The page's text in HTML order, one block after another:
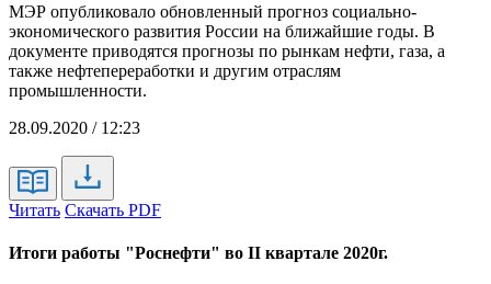
МЭР опубликовало обновленный прогноз социально-
экономического развития России на ближайшие годы. В
документе приводятся прогнозы по рынкам нефти, газа, а
также нефтепереработки и другим отраслям
промышленности.
28.09.2020 / 12:23
Читать Скачать PDF
Итоги работы "Роснефти" во II квартале 2020г.